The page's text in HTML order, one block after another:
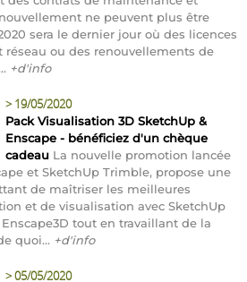
ne peuvent plus être
sera le dernier jour où des licences
réseau ou des renouvellements de
+d'info
> 19/05/2020
Pack Visualisation 3D SketchUp &
Enscape - bénéficiez d'un chèque
cadeau La nouvelle promotion lancée
et SketchUp Trimble, propose une
de maîtriser les meilleures
et de visualisation avec SketchUp
tout en travaillant de la
quoi... +d'info
>05/05/2020